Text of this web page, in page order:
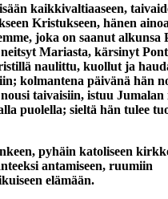
kaikkivaltiaaseen,
Kristukseen, hänen
joka on saanut alkunsa
Mariasta, kärsinyt
naulittu, kuollut ja
kolmantena päivänä hän
taivaisiin, istuu Jumalan
puolella; sieltä hän tulee
pyhäin katoliseen
antamiseen, ruumiin
elämään.